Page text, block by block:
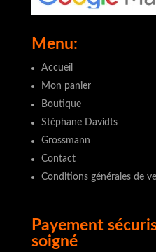
Menu:
Accueil
Mon panier
Boutique
Stéphane Davidts
Grossmann
Contact
Conditions générales de
Payement
soigné